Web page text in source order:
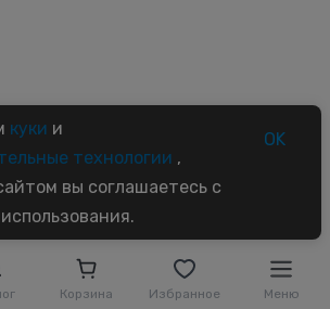
Корзина Избранное Меню
куки и
технологии ,
вы соглашаетесь с
OK